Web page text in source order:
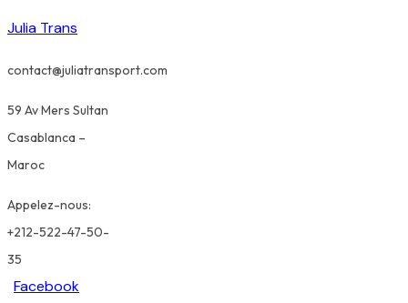
Julia Trans
contact@juliatransport.com
59 Av Mers Sultan
Casablanca –
Maroc
Appelez-nous:
+212-522-47-50-
35
Facebook